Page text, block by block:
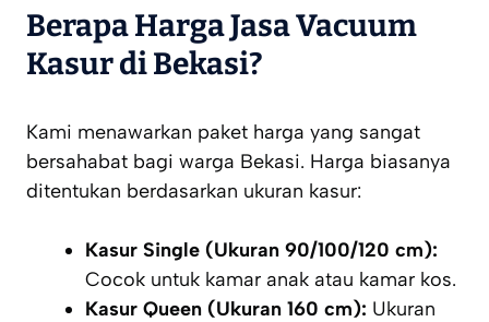
Berapa Harga Jasa Vacuum
Kasur di Bekasi?
Kami menawarkan paket harga yang sangat
bersahabat bagi warga Bekasi. Harga biasanya
ditentukan berdasarkan ukuran kasur:
Kasur Single (Ukuran 90/100/120 cm):
Cocok untuk kamar anak atau kamar kos.
Kasur Queen (Ukuran 160 cm): Ukuran